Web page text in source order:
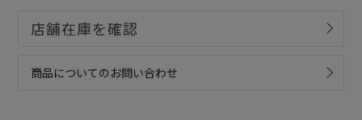
商品についてのお問い合わせ